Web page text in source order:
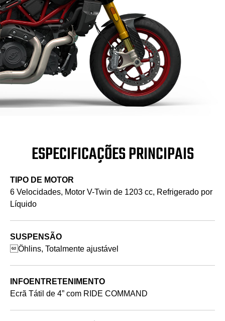
ESPECIFICAÇÕES PRINCIPAIS
TIPO DE MOTOR
6 Velocidades, Motor V-Twin de 1203 cc, Refrigerado por
Líquido
SUSPENSÃO
Öhlins, Totalmente ajustável
INFOENTRETENIMENTO
Ecrã Tátil de 4” com RIDE COMMAND